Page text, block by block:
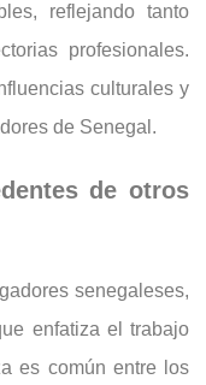
reflejando tanto
profesionales.
culturales y
de Senegal.
de otros
senegaleses,
enfatiza el trabajo
es común entre los